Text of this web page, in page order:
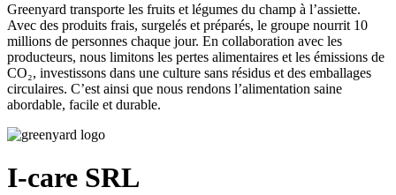
Greenyard transporte les fruits et légumes du champ à l’assiette.
Avec des produits frais, surgelés et préparés, le groupe nourrit 10
millions de personnes chaque jour. En collaboration avec les
producteurs, nous limitons les pertes alimentaires et les émissions de
CO₂, investissons dans une culture sans résidus et des emballages
circulaires. C’est ainsi que nous rendons l’alimentation saine
abordable, facile et durable.
I-care SRL